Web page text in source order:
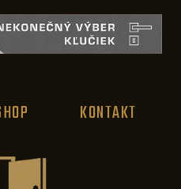
KONTAKT